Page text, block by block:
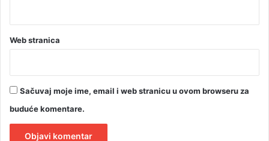
Web stranica
Sačuvaj moje ime, email i web stranicu u ovom browseru za
buduće komentare.